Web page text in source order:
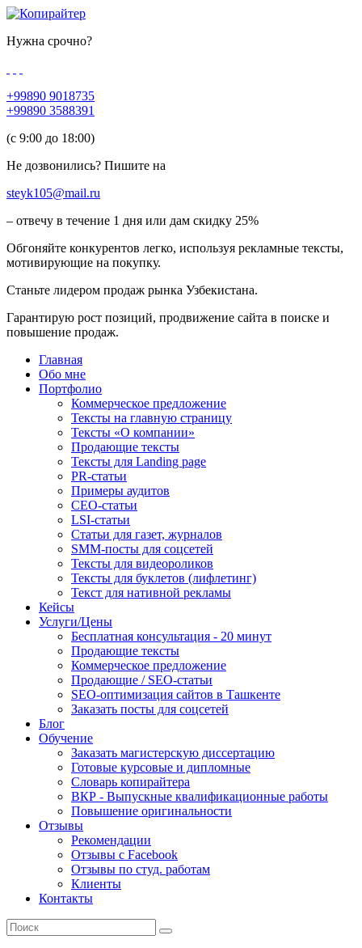
Нужна срочно?
+99890 9018735
+99890 3588391
(c 9:00 до 18:00)
Не дозвонились? Пишите на
steyk105@mail.ru
– отвечу в течение 1 дня или дам скидку 25%
Обгоняйте конкурентов легко, используя рекламные тексты,
мотивирующие на покупку.
Станьте лидером продаж рынка Узбекистана.
Гарантирую рост позиций, продвижение сайта в поиске и
повышение продаж.
Главная
Обо мне
Портфолио
Коммерческое предложение
Тексты на главную страницу
Тексты «О компании»
Продающие тексты
Тексты для Landing page
PR-статьи
Примеры аудитов
СЕО-статьи
LSI-статьи
Статьи для газет, журналов
SMM-посты для соцсетей
Тексты для видеороликов
Тексты для буклетов (лифлетинг)
Текст для нативной рекламы
Кейсы
Услуги/Цены
Бесплатная консультация - 20 минут
Продающие тексты
Коммерческое предложение
Продающие / SEO-статьи
SEO-оптимизация сайтов в Ташкенте
Заказать посты для соцсетей
Блог
Обучение
Заказать магистерскую диссертацию
Готовые курсовые и дипломные
Словарь копирайтера
ВКР - Выпускные квалификационные работы
Повышение оригинальности
Отзывы
Рекомендации
Отзывы с Facebook
Отзывы по студ. работам
Клиенты
Контакты